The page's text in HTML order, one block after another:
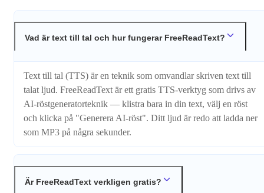
Vad är text till tal och hur fungerar FreeReadText?
Text till tal (TTS) är en teknik som omvandlar skriven text till
talat ljud. FreeReadText är ett gratis TTS-verktyg som drivs av
AI-röstgeneratorteknik — klistra bara in din text, välj en röst
och klicka på "Generera AI-röst". Ditt ljud är redo att ladda ner
som MP3 på några sekunder.
Är FreeReadText verkligen gratis?